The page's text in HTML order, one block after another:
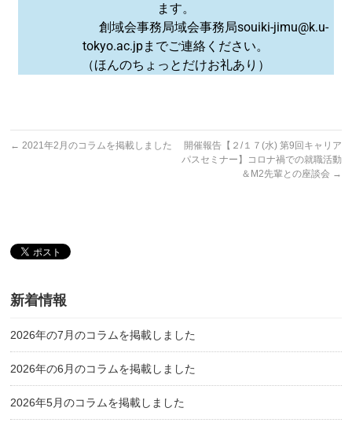
ます。
創域会事務局域会事務局souiki-jimu@k.u-
tokyo.ac.jpまでご連絡ください。
（ほんのちょっとだけお礼あり）
← 2021年2月のコラムを掲載しました
開催報告【２/１７(水) 第9回キャリア
パスセミナー】コロナ禍での就職活動
＆M2先輩との座談会 →
新着情報
2026年の7月のコラムを掲載しました
2026年の6月のコラムを掲載しました
2026年5月のコラムを掲載しました